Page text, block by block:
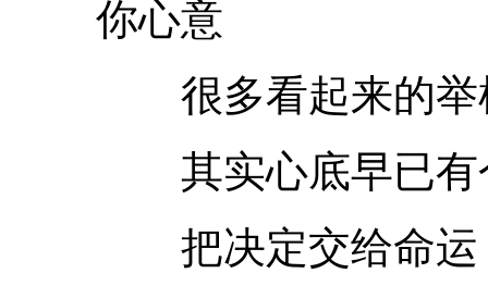
你心意
很多看起来的举
其实心底早已有
把决定交给命运